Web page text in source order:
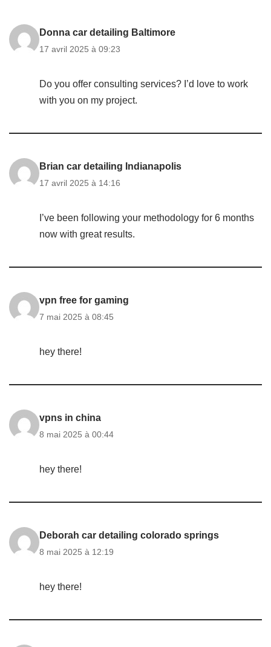
Donna car detailing Baltimore
17 avril 2025 à 09:23
Do you offer consulting services? I’d love to work
with you on my project.
Brian car detailing Indianapolis
17 avril 2025 à 14:16
I’ve been following your methodology for 6 months
now with great results.
vpn free for gaming
7 mai 2025 à 08:45
hey there!
vpns in china
8 mai 2025 à 00:44
hey there!
Deborah car detailing colorado springs
8 mai 2025 à 12:19
hey there!